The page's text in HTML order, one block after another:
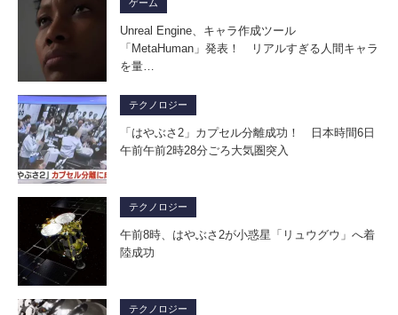
ゲーム
Unreal Engine、キャラ作成ツール
「MetaHuman」発表！ リアルすぎる人間キャラ
を量…
テクノロジー
「はやぶさ2」カプセル分離成功！ 日本時間6日
午前午前2時28分ごろ大気圏突入
テクノロジー
午前8時、はやぶさ2が小惑星「リュウグウ」へ着
陸成功
テクノロジー